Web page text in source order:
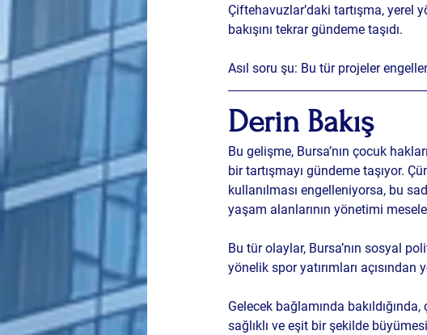
Çiftehavuzlar’daki tartışma, yerel
bakışını tekrar gündeme taşıdı.
Asıl soru şu: Bu tür projeler
Derin Bakış
Bu gelişme, Bursa’nın çocuk
bir tartışmayı gündeme taşıyor.
kullanılması engelleniyorsa, bu
yaşam alanlarının yönetimi
Bu tür olaylar, Bursa’nın sosyal
yönelik spor yatırımları
Gelecek bağlamında
sağlıklı ve eşit bir şekilde